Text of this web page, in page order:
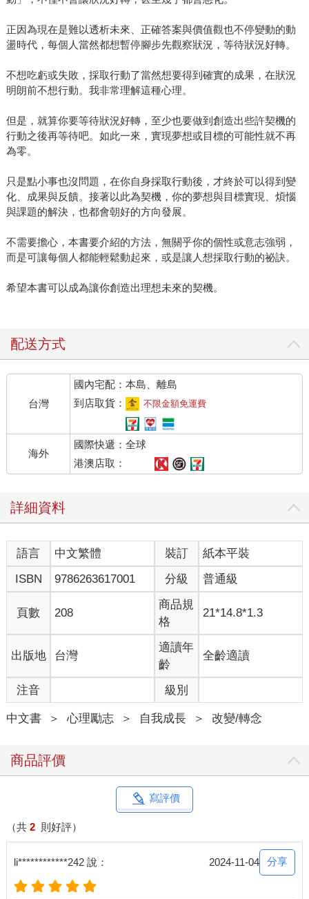
正因為現在是難以透析未來、正確答案與價值觀也不停變動的動
盪時代，每個人當然都想暫停腳步先觀察狀況，等待狀況好轉。
不想吃虧或失敗，採取行動了當然想要得到確實的成果，在狀況
明朗前不想行動。我非常理解這種心理。
但是，就算你要等待狀況好轉，至少也要做到創造出些許契機的
行動之後再等待吧。如此一來，實現夢想或目標的可能性就不再
為零。
只是點小事也沒問題，在你自身採取行動後，才終於可以得到變
化、成果與反饋。接著以此為契機，你的夢想與目標實現、煩惱
與課題的解決，也都會朝好的方向發展。
不需要擔心，本書要介紹的方法，無關乎你的個性或意志強弱，
而是可讓每個人都能輕鬆動起來，或是讓人想採取行動的祕訣。
希望本書可以成為讓你創造出理想未來的契機。
配送方式
台灣
國內宅配：本島、離島
到店取貨：
不限金額免運費
海外
國際快遞：全球
港澳店取：
詳細資料
語言 中文繁體 裝訂
紙本平裝
ISBN
9786263617001 分級 普通級
頁數 208
商品規
格
21*14.8*1.3
出版地 台灣
適讀年
齡
全齡適讀
注音 級別
中文書 ＞ 心理勵志 ＞ 自我成長 ＞ 改變/轉念
商品評價
寫評價
（共 2 則好評）
li************242 說： 2024-11-04 分享